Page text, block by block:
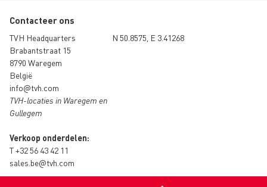
Contacteer ons
TVH Headquarters
Brabantstraat 15
8790 Waregem
België
info@tvh.com
TVH-locaties in Waregem en
Gullegem
Verkoop onderdelen:
T+32 56 43 42 11
sales.be@tvh.com
N 50.8575, E 3.41268